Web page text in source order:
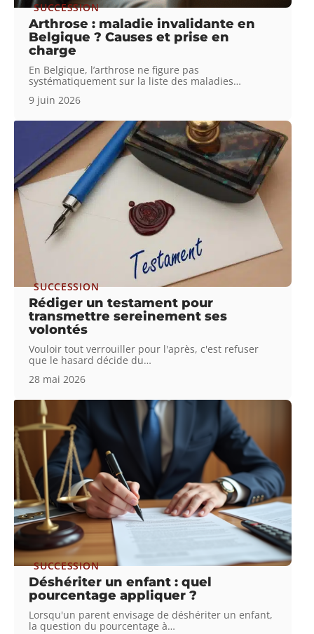
SUCCESSION
Arthrose : maladie invalidante en
Belgique ? Causes et prise en
charge
En Belgique, l’arthrose ne figure pas
systématiquement sur la liste des maladies…
9 juin 2026
SUCCESSION
Rédiger un testament pour
transmettre sereinement ses
volontés
Vouloir tout verrouiller pour l'après, c'est refuser
que le hasard décide du…
28 mai 2026
SUCCESSION
Déshériter un enfant : quel
pourcentage appliquer ?
Lorsqu'un parent envisage de déshériter un enfant,
la question du pourcentage à…